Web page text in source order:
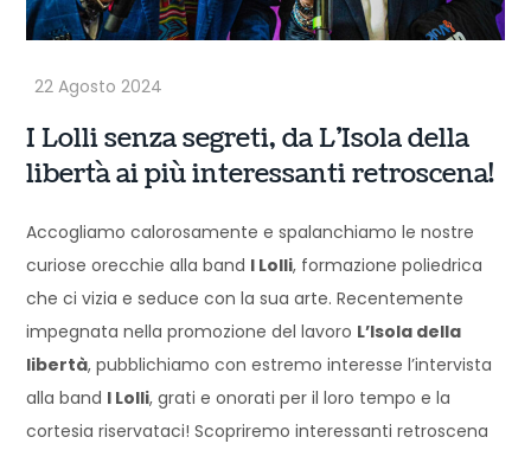
I Lolli senza segreti, da L’Isola della
libertà ai più interessanti retroscena!
Accogliamo calorosamente e spalanchiamo le nostre
curiose orecchie alla band I Lolli, formazione poliedrica
che ci vizia e seduce con la sua arte. Recentemente
impegnata nella promozione del lavoro L’Isola della
libertà, pubblichiamo con estremo interesse l’intervista
alla band I Lolli, grati e onorati per il loro tempo e la
cortesia riservataci! Scopriremo interessanti retroscena